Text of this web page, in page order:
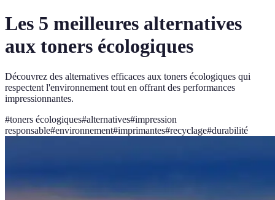
Les 5 meilleures alternatives
aux toners écologiques
Découvrez des alternatives efficaces aux toners écologiques qui
respectent l'environnement tout en offrant des performances
impressionnantes.
#toners écologiques#alternatives#impression
responsable#environnement#imprimantes#recyclage#durabilité